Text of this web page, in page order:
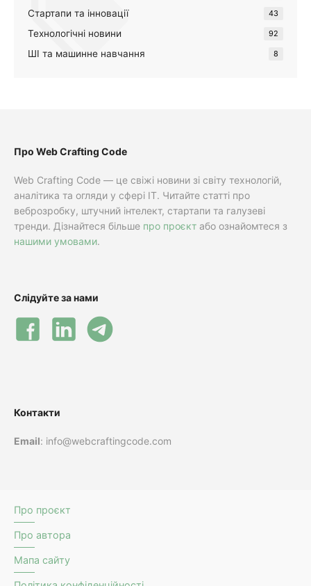
Стартапи та інновації 43
Технологічні новини 92
ШІ та машинне навчання 8
Про Web Crafting Code
Web Crafting Code — це свіжі новини зі світу технологій,
аналітика та огляди у сфері IT. Читайте статті про
веброзробку, штучний інтелект, стартапи та галузеві
тренди. Дізнайтеся більше про проєкт або ознайомтеся з
нашими умовами.
Слідуйте за нами
Контакти
Email: info@webcraftingcode.com
Про проєкт
Про автора
Мапа сайту